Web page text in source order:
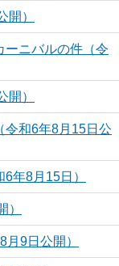
開）
ーニバルの件（令
開）
令和6年8月15日公
年8月15日）
）
9日公開）